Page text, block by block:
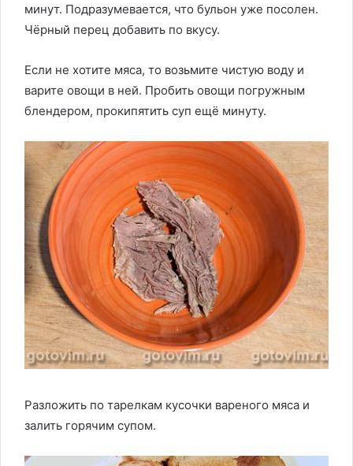
минут. Подразумевается, что бульон уже посолен.
Чёрный перец добавить по вкусу.
Если не хотите мяса, то возьмите чистую воду и
варите овощи в ней. Пробить овощи погружным
блендером, прокипятить суп ещё минуту.
Разложить по тарелкам кусочки вареного мяса и
залить горячим супом.